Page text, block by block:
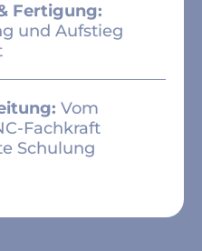
Fertigung:
und Aufstieg
Vom
Fachkraft
Schulung